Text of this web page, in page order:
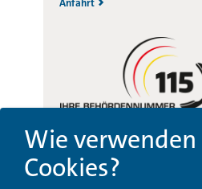
Wie
Cookies?